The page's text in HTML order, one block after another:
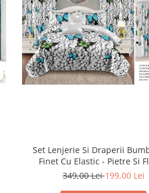
Set Lenjerie Si Draperii
Finet Cu Elastic - Pietre Si
349,00 Lei199,00 Lei